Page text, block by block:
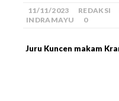
11/11/2023 REDAKSI
INDRAMAYU
0
Juru Kuncen makam